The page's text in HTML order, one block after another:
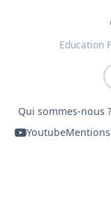
Education
Qui sommes-nous ?
YoutubeMentions